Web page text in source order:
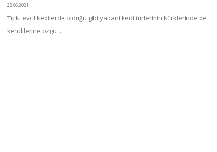
28.06.2021
Tıpkı evcil kedilerde olduğu gibi yabani kedi türlerinin kürklerinde de
kendilerine özgü ...